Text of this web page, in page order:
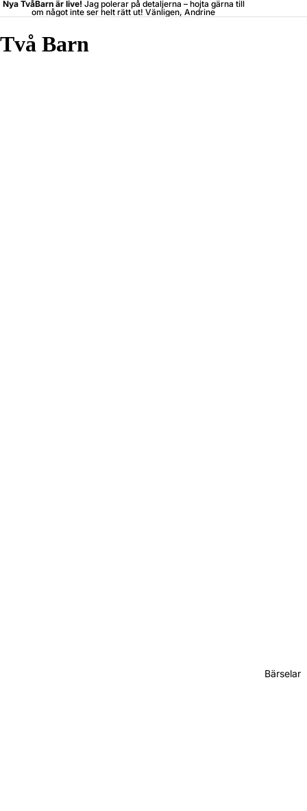
Nya TvåBarn är live! Jag polerar på detaljerna – hojta gärna till
om något inte ser helt rätt ut! Vänligen, Andrine
Två Barn
Bärselar